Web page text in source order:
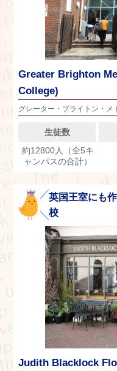
Greater Brighton
College)
グレーター・ブライトン・メ
生徒数
約12800人（全5キ
ャンパスの合計）
英国王室にも
校
Judith Blacklock